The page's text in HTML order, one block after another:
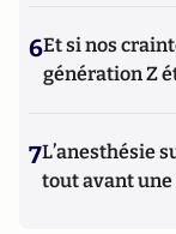
6Et si nos
génération Z
7L’anesthésie
tout avant